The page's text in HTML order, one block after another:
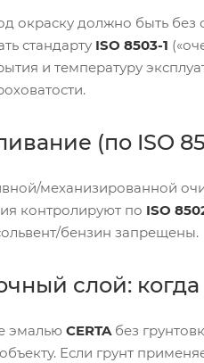
окраску должно быть без
стандарту ISO 8503-1
и температуру
(по ISO
механизированной
контролируют по ISO
бензин запрещены.
слой:
эмалью CERTAбез
Если грунт